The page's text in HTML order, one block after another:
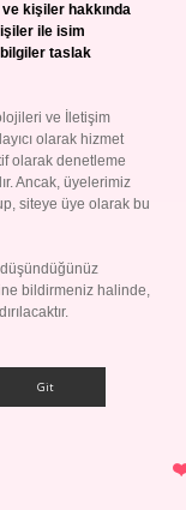
kişiler hakkında
ile isim
taslak
ve İletişim
olarak hizmet
olarak denetleme
Ancak, üyelerimiz
siteye üye olarak bu
bildirmeniz halinde,